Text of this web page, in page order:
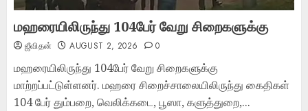
மஹரையிலிருந்து 104பேர் வேறு சிறைகளுக்கு
ஜீவிதன் AUGUST 2, 2026 0
மஹரையிலிருந்து 104பேர் வேறு சிறைகளுக்கு
மாற்றப்பட்டுள்ளனர். மஹரை சிறைச்சாலையிலிருந்து கைதிகள்
104 பேர் தும்பறை, வெலிக்கடை, பூஸா, களுத்துறை,...